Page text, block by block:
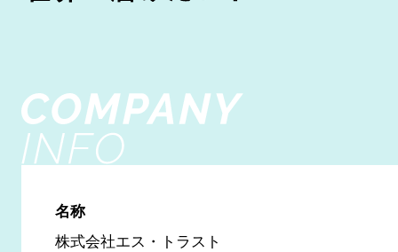
名称
株式会社エス・トラスト